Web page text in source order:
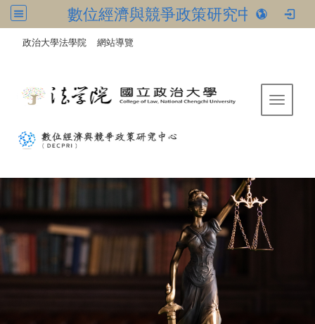
數位經濟與競爭政策研究中心
政治大學法學院 網站導覽
Toggle